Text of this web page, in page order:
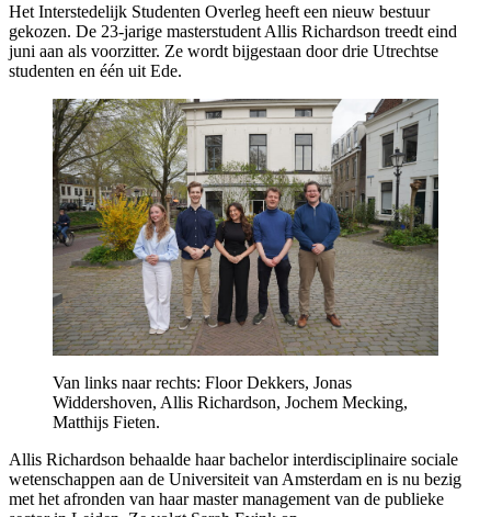
Het Interstedelijk Studenten Overleg heeft een nieuw bestuur
gekozen. De 23-jarige masterstudent Allis Richardson treedt eind
juni aan als voorzitter. Ze wordt bijgestaan door drie Utrechtse
studenten en één uit Ede.
Van links naar rechts: Floor Dekkers, Jonas
Widdershoven, Allis Richardson, Jochem Mecking,
Matthijs Fieten.
Allis Richardson behaalde haar bachelor interdisciplinaire sociale
wetenschappen aan de Universiteit van Amsterdam en is nu bezig
met het afronden van haar master management van de publieke